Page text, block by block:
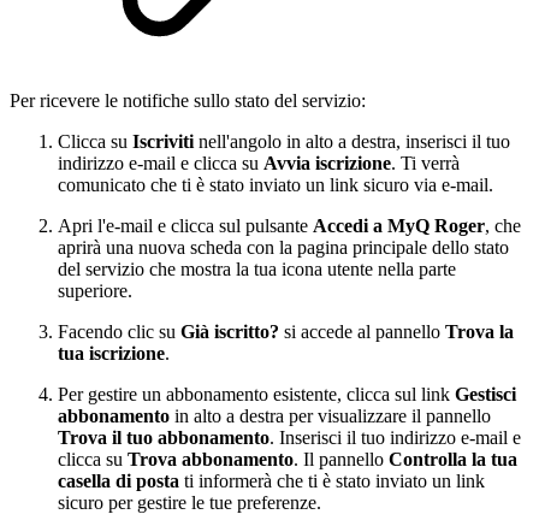
Per ricevere le notifiche sullo stato del servizio:
Clicca su Iscriviti nell'angolo in alto a destra, inserisci il tuo
indirizzo e-mail e clicca su Avvia iscrizione. Ti verrà
comunicato che ti è stato inviato un link sicuro via e-mail.
Apri l'e-mail e clicca sul pulsante Accedi a MyQ Roger, che
aprirà una nuova scheda con la pagina principale dello stato
del servizio che mostra la tua icona utente nella parte
superiore.
Facendo clic su Già iscritto? si accede al pannello Trova la
tua iscrizione.
Per gestire un abbonamento esistente, clicca sul link Gestisci
abbonamento in alto a destra per visualizzare il pannello
Trova il tuo abbonamento. Inserisci il tuo indirizzo e-mail e
clicca su Trova abbonamento. Il pannello Controlla la tua
casella di posta ti informerà che ti è stato inviato un link
sicuro per gestire le tue preferenze.